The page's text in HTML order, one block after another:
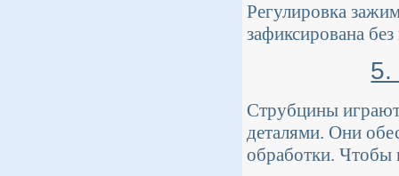
Регулировка
зафиксирована
5.
Струбцины
деталями. Они
обработки. Чтобы